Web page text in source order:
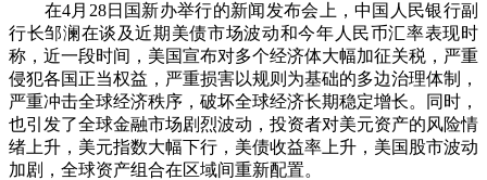
在4月28日国新办举行的新闻发布会上，中国人民银行副
行长邹澜在谈及近期美债市场波动和今年人民币汇率表现时
称，近一段时间，美国宣布对多个经济体大幅加征关税，严重
侵犯各国正当权益，严重损害以规则为基础的多边治理体制，
严重冲击全球经济秩序，破坏全球经济长期稳定增长。同时，
也引发了全球金融市场剧烈波动，投资者对美元资产的风险情
绪上升，美元指数大幅下行，美债收益率上升，美国股市波动
加剧，全球资产组合在区域间重新配置。